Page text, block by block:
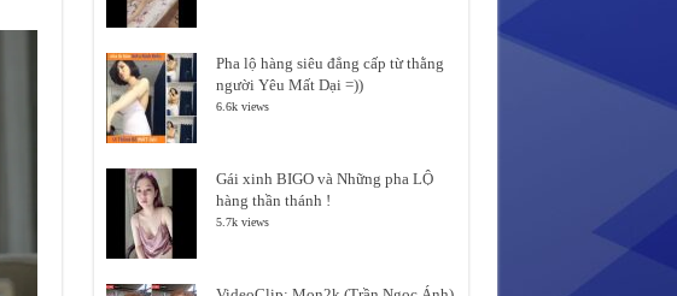
Pha lộ hàng siêu đẳng cấp từ thằng
người Yêu Mất Dại =))
6.6k views
Gái xinh BIGO và Những pha LỘ
hàng thần thánh !
5.7k views